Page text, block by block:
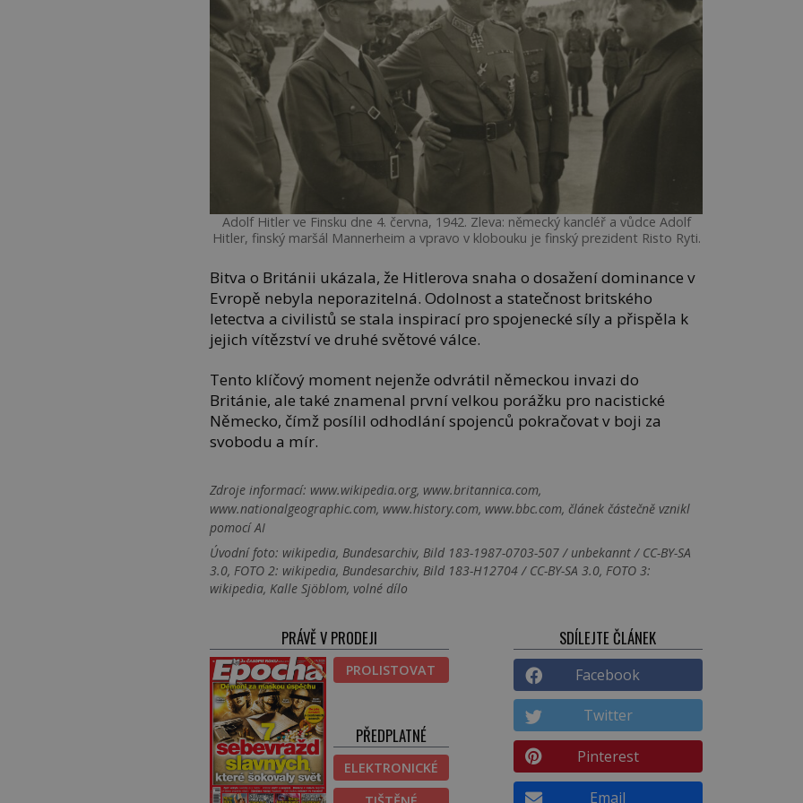
Adolf Hitler ve Finsku dne 4. června, 1942. Zleva: německý kancléř a vůdce Adolf
Hitler, finský maršál Mannerheim a vpravo v klobouku je finský prezident Risto Ryti.
Bitva o Británii ukázala, že Hitlerova snaha o dosažení dominance v
Evropě nebyla neporazitelná. Odolnost a statečnost britského
letectva a civilistů se stala inspirací pro spojenecké síly a přispěla k
jejich vítězství ve druhé světové válce.
Tento klíčový moment nejenže odvrátil německou invazi do
Británie, ale také znamenal první velkou porážku pro nacistické
Německo, čímž posílil odhodlání spojenců pokračovat v boji za
svobodu a mír.
Zdroje informací: www.wikipedia.org, www.britannica.com,
www.nationalgeographic.com, www.history.com, www.bbc.com, článek částečně vznikl
pomocí AI
Úvodní foto: wikipedia, Bundesarchiv, Bild 183-1987-0703-507 / unbekannt / CC-BY-SA
3.0, FOTO 2: wikipedia, Bundesarchiv, Bild 183-H12704 / CC-BY-SA 3.0, FOTO 3:
wikipedia, Kalle Sjöblom, volné dílo
PRÁVĚ V PRODEJI
PROLISTOVAT
PŘEDPLATNÉ
ELEKTRONICKÉ
SDÍLEJTE ČLÁNEK
Facebook
Twitter
Pinterest
Email